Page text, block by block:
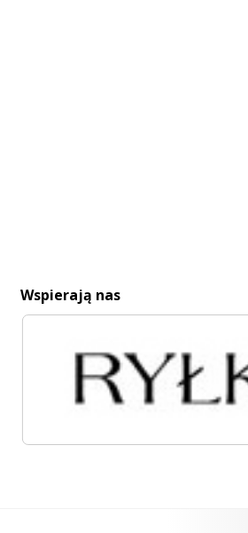
Wspierają nas